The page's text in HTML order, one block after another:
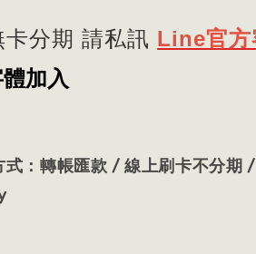
卡分期 請私訊 Line官方
加入
式：轉帳匯款 / 線上刷卡不分期